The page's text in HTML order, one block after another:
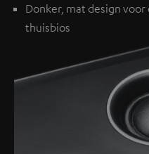
Donker, mat design
thuisbios